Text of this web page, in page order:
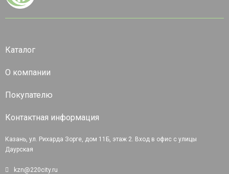
Каталог
О компании
Покупателю
Контактная информация
Казань, ул. Рихарда Зорге, дом 11Б, этаж 2. Вход в офис с улицы
Даурская
kzn@220city.ru